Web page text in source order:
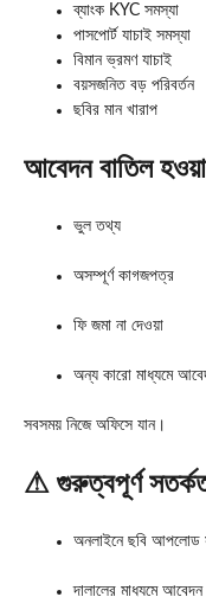
ব্যাংক KYC সমস্যা
পাসপোর্ট যাচাই সমস্যা
বিমান ভ্রমণ যাচাই
বয়সজনিত বড় পরিবর্তন
ছবির মান খারাপ
আবেদন বাতিল
ভুল তথ্য
অসম্পূর্ণ কাগজপত্র
ফি জমা না দেওয়া
অন্য কারো মাধ্যমে
সবসময় নিজে অফিসে যান।
⚠ গুরুত্বপূর্ণ
অনলাইনে ছবি আপলোড
দালালের মাধ্যমে